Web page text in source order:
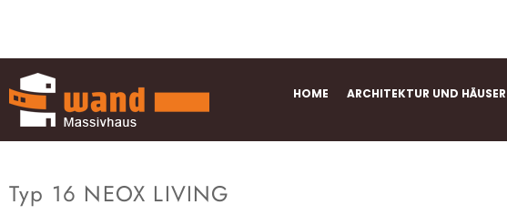
HOME ARCHITEKTUR UND HÄUSER
Typ 16 NEOX LIVING